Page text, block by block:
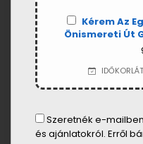
Kérem Az
Önismereti Út
Szeretnék e-
és ajánlatokról. Erről